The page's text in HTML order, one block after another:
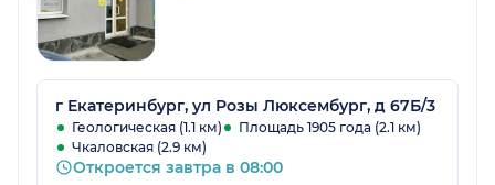
г Екатеринбург, ул Розы Люксембург, д 67Б/3
Геологическая (1.1 км)
Площадь 1905 года (2.1 км)
Чкаловская (2.9 км)
Откроется завтра в 08:00